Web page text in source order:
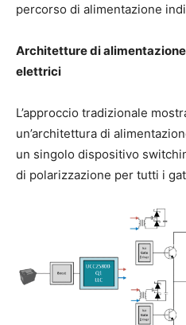
percorso di alimentazione
Architetture di
elettrici
L’approccio tradizionale
un’architettura di
un singolo dispositivo
di polarizzazione per tutti i